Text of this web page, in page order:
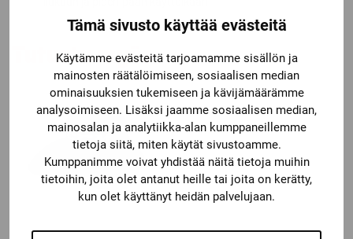
Tämä sivusto käyttää evästeitä
Käytämme evästeitä tarjoamamme sisällön ja
mainosten räätälöimiseen, sosiaalisen median
ominaisuuksien tukemiseen ja kävijämäärämme
analysoimiseen. Lisäksi jaamme sosiaalisen median,
mainosalan ja analytiikka-alan kumppaneillemme
tietoja siitä, miten käytät sivustoamme.
Kumppanimme voivat yhdistää näitä tietoja muihin
tietoihin, joita olet antanut heille tai joita on kerätty,
kun olet käyttänyt heidän palvelujaan.
Tutustu myös